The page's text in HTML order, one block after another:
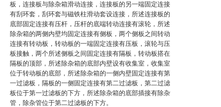
板，连接板与除杂箱滑动连接，连接板的另一端固定连接
有刮环套，刮环套与磁铁柱滑动套设连接，所述连接板的
底部固定连接有压杆，压杆的底端转动连接有滚轮，所述
除杂箱的两侧内壁均固定连接有侧板，两个侧板之间转动
连接有转动板，转动板的一端固定连接有压板，滚轮与压
板接触，两个所述侧板之间固定连接有隔板，转动板搭在
隔板的顶部，所述除杂箱的底部内壁设有收集室，收集室
位于转动板的底部，所述除杂箱的一侧内壁固定连接有第
一过滤板，隔板的一侧固定连接有第二过滤板，第二过滤
板位于第一过滤板的下方，所述除杂箱的底部插接有除杂
管，除杂管位于第二过滤板的下方。